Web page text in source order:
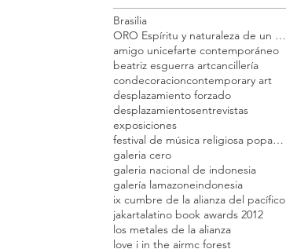
Brasilia
ORO Espíritu y naturaleza de un territorio
amigo unicefarte contemporáneo
beatriz esguerra artcancillería
condecoracioncontemporary art
desplazamiento forzado
desplazamientosentrevistas
exposiciones
festival de música religiosa popayán
galeria cero
galeria nacional de indonesia
galería lamazoneindonesia
ix cumbre de la alianza del pacífico
jakartalatino book awards 2012
los metales de la alianza
love i in the airmc forest